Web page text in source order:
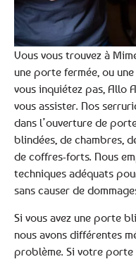
Vous vous trouvez à
une porte fermée, ou
vous inquiétez pas, Allo
vous assister. Nos
dans l’ouverture de
blindées, de chambres,
de coffres-forts. Nous
techniques adéquats
sans causer de
Si vous avez une porte
nous avons différentes
problème. Si votre porte